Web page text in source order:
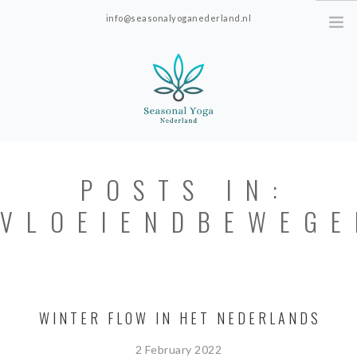
info@seasonalyoganederland.nl
PRACTISE WITH HANNAH
YOGAVORMEN
POSTS IN:
WINTER FLOW IN HET NEDERLANDS
2 February 2022